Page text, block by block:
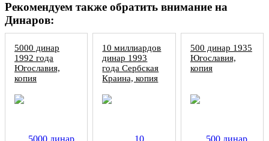
Рекомендуем также обратить внимание на
Динаров:
5000 динар
1992 года
Югославия,
копия
10 миллиардов
динар 1993
года Сербская
Краина, копия
500 динар 1935
Югославия,
копия